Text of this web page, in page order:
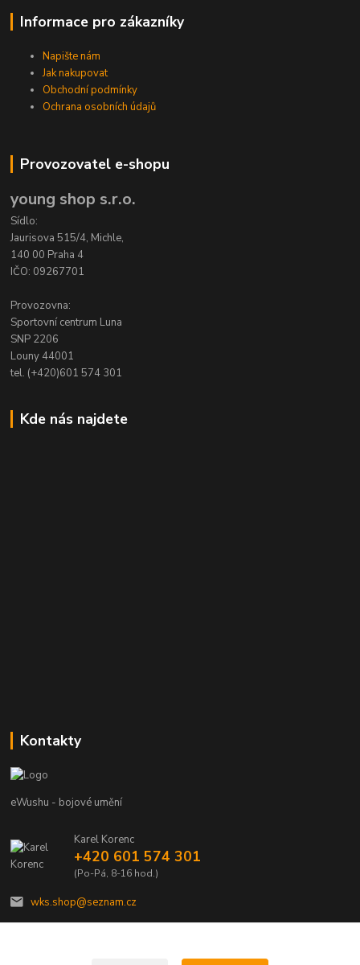
Informace pro zákazníky
Napište nám
Jak nakupovat
Obchodní podmínky
Ochrana osobních údajů
Provozovatel e-shopu
young shop s.r.o.
Sídlo:
Jaurisova 515/4, Michle,
140 00 Praha 4
IČO: 09267701
Provozovna:
Sportovní centrum Luna
SNP 2206
Louny 44001
tel. (+420)601 574 301
Kde nás najdete
Kontakty
eWushu - bojové umění
Karel Korenc
+420 601 574 301
(Po-Pá, 8-16 hod.)
wks.shop@seznam.cz